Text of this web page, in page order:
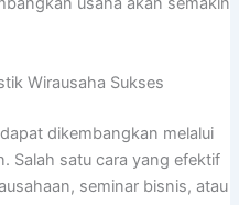
Wirausaha Sukses
dikembangkan melalui
Salah satu cara yang efektif
seminar bisnis, atau